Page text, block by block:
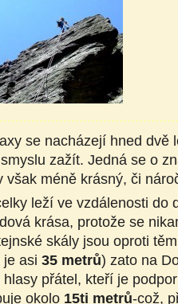
se nacházejí hned dvě
zažít. Jedná se o
však méně krásný, či
leží ve vzdálenosti do
krása, protože se
skály jsou oproti
je asi 35 metrů) zato na
hlasy přátel, kteří je
okolo 15ti metrů-což,